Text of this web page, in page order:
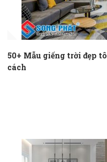
50+ Mẫu giếng trời đẹp
cách